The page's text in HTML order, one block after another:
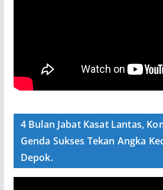
4 Bulan Jabat Kasat Lantas,
Genda Sukses Tekan Angka
Depok.